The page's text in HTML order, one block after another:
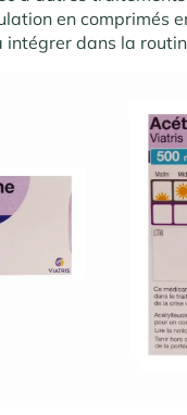
en comprimés
intégrer dans la